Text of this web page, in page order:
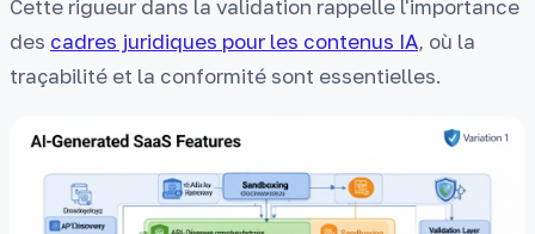
Cette rigueur dans la validation rappelle l'importance
des cadres juridiques pour les contenus IA, où la
traçabilité et la conformité sont essentielles.